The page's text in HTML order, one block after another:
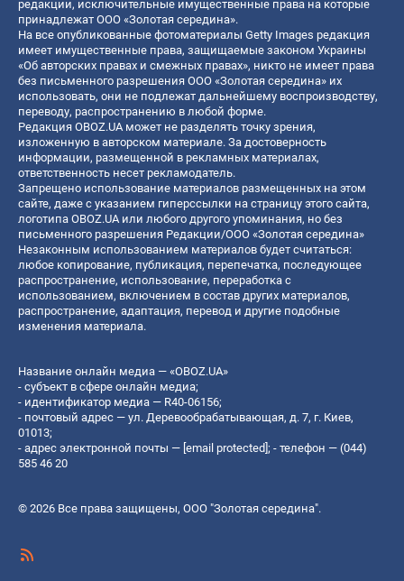
редакции, исключительные имущественные права на которые
принадлежат ООО «Золотая середина».
На все опубликованные фотоматериалы Getty Images редакция
имеет имущественные права, защищаемые законом Украины
«Об авторских правах и смежных правах», никто не имеет права
без письменного разрешения ООО «Золотая середина» их
использовать, они не подлежат дальнейшему воспроизводству,
переводу, распространению в любой форме.
Редакция OBOZ.UA может не разделять точку зрения,
изложенную в авторском материале. За достоверность
информации, размещенной в рекламных материалах,
ответственность несет рекламодатель.
Запрещено использование материалов размещенных на этом
сайте, даже с указанием гиперссылки на страницу этого сайта,
логотипа OBOZ.UA или любого другого упоминания, но без
письменного разрешения Редакции/ООО «Золотая середина»
Незаконным использованием материалов будет считаться:
любое копирование, публикация, перепечатка, последующее
распространение, использование, переработка с
использованием, включением в состав других материалов,
распространение, адаптация, перевод и другие подобные
изменения материала.
Название онлайн медиа — «OBOZ.UA»
- субъект в сфере онлайн медиа;
- идентификатор медиа — R40-06156;
- почтовый адрес — ул. Деревообрабатывающая, д. 7, г. Киев,
01013;
- адрес электронной почты — [email protected]; - телефон — (044)
585 46 20
© 2026 Все права защищены, ООО "Золотая середина".